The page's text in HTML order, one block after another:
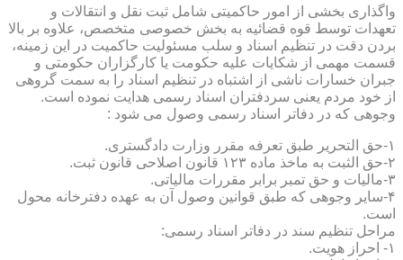
واگذاری بخشی از امور حاکمیتی شامل ثبت نقل و انتقالات و
تعهدات توسط قوه قضائیه به بخش خصوصی متخصص، علاوه بر بالا
بردن دقت در تنظیم اسناد و سلب مسئولیت حاکمیت در این زمینه،
قسمت مهمی از شکایات علیه حکومت یا کارگزاران حکومتی و
جبران خسارات ناشی از اشتباه در تنظیم اسناد را به سمت گروهی
از خود مردم یعنی سردفتران اسناد رسمی هدایت نموده است.
وجوهی که در دفاتر اسناد رسمی وصول می شود :
۱-حق التحریر طبق تعرفه مقرر وزارت دادگستری.
۲-حق الثبت به ماخذ ماده ۱۲۳ قانون اصلاحی قانون ثبت.
۳-مالیات و حق تمبر برابر مقررات مالیاتی.
۴-سایر وجوهی که طبق قوانین وصول آن به عهده دفترخانه محول
است.
مراحل تنظیم سند در دفاتر اسناد رسمی:
۱- احراز هویت.